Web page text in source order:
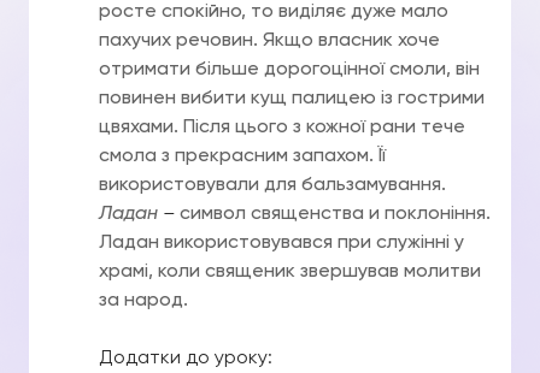
росте спокійно, то виділяє дуже мало
пахучих речовин. Якщо власник хоче
отримати більше дорогоцінної смоли, він
повинен вибити кущ палицею із гострими
цвяхами. Після цього з кожної рани тече
смола з прекрасним запахом. Її
використовували для бальзамування.
Ладан – символ священства и поклоніння.
Ладан використовувався при служінні у
храмі, коли священик звершував молитви
за народ.
Додатки до уроку: